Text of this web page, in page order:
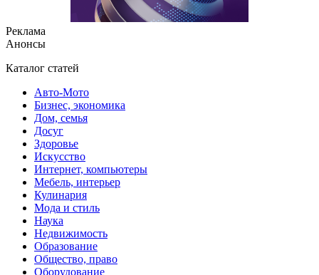
Реклама
Анонсы
Каталог статей
Авто-Мото
Бизнес, экономика
Дом, семья
Досуг
Здоровье
Искусство
Интернет, компьютеры
Мебель, интерьер
Кулинария
Мода и стиль
Наука
Недвижимость
Образование
Общество, право
Оборудование